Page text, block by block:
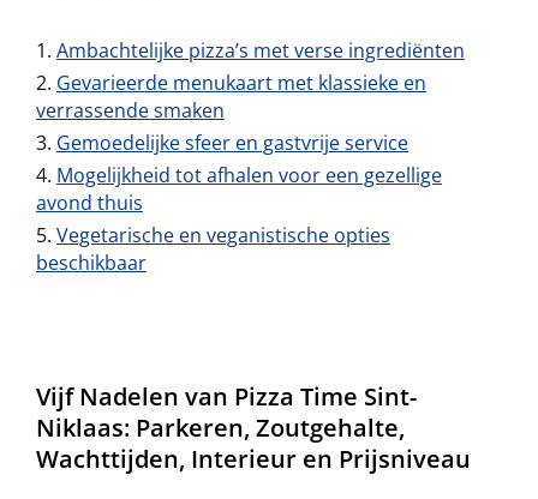
Ambachtelijke pizza’s met verse ingrediënten
Gevarieerde menukaart met klassieke en
verrassende smaken
Gemoedelijke sfeer en gastvrije service
Mogelijkheid tot afhalen voor een gezellige
avond thuis
Vegetarische en veganistische opties
beschikbaar
Vijf Nadelen van Pizza Time Sint-
Niklaas: Parkeren, Zoutgehalte,
Wachttijden, Interieur en Prijsniveau